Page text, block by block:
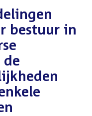
bestuur in